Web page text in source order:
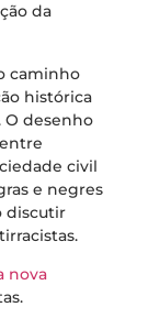
da
caminho
histórica
O desenho
civil
e negres
discutir
nova